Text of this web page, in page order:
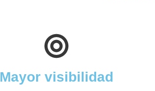
Mayor visibilidad